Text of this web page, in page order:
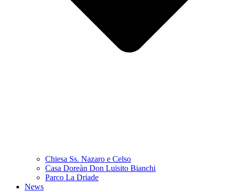
Chiesa Ss. Nazaro e Celso
Casa Doreàn Don Luisito Bianchi
Parco La Driade
News